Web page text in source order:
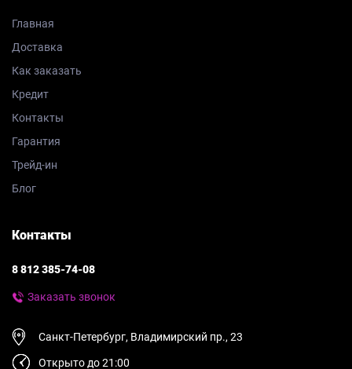
Главная
Доставка
Как заказать
Кредит
Контакты
Гарантия
Трейд-ин
Блог
Контакты
8 812 385-74-08
Заказать звонок
Санкт-Петербург, Владимирский пр., 23
Открыто до 21:00